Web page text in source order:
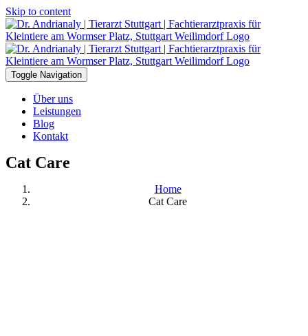
Skip to content
Toggle Navigation
Über uns
Leistungen
Blog
Kontakt
Cat Care
Home
Cat Care